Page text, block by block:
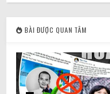
BÀI ĐƯỢC QUAN TÂM